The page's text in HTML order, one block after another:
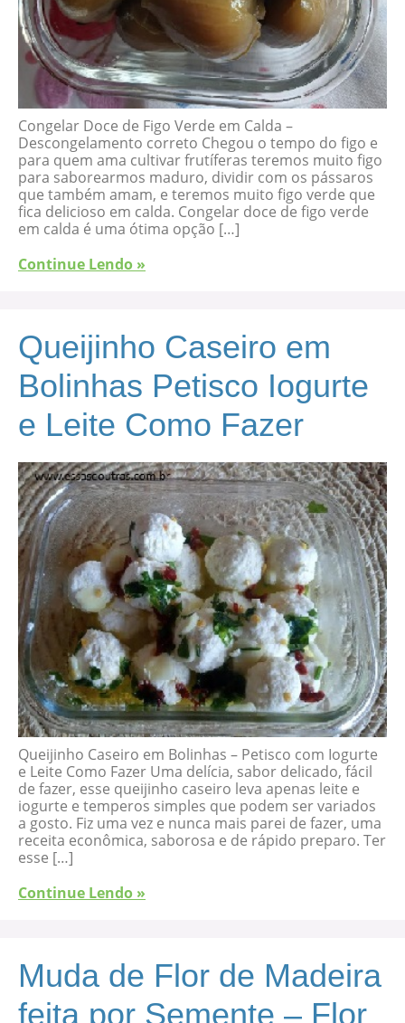
Congelar Doce de Figo Verde em Calda –
Descongelamento correto Chegou o tempo do figo e
para quem ama cultivar frutíferas teremos muito figo
para saborearmos maduro, dividir com os pássaros
que também amam, e teremos muito figo verde que
fica delicioso em calda. Congelar doce de figo verde
em calda é uma ótima opção […]
Continue Lendo »
Queijinho Caseiro em
Bolinhas Petisco Iogurte
e Leite Como Fazer
Queijinho Caseiro em Bolinhas – Petisco com Iogurte
e Leite Como Fazer Uma delícia, sabor delicado, fácil
de fazer, esse queijinho caseiro leva apenas leite e
iogurte e temperos simples que podem ser variados
a gosto. Fiz uma vez e nunca mais parei de fazer, uma
receita econômica, saborosa e de rápido preparo. Ter
esse […]
Continue Lendo »
Muda de Flor de Madeira
feita por Semente – Flor